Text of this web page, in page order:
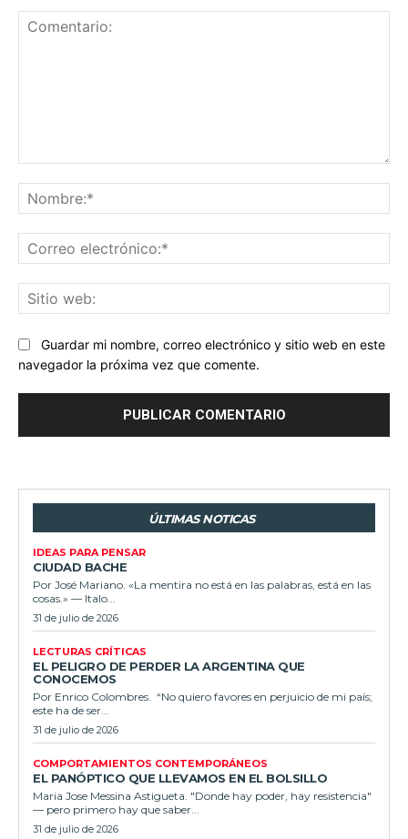
Guardar mi nombre, correo electrónico y sitio web en este
navegador la próxima vez que comente.
ÚLTIMAS NOTICAS
IDEAS PARA PENSAR
CIUDAD BACHE
Por José Mariano. «La mentira no está en las palabras, está en las
cosas.» — Italo...
31 de julio de 2026
LECTURAS CRÍTICAS
EL PELIGRO DE PERDER LA ARGENTINA QUE
CONOCEMOS
Por Enrico Colombres. “No quiero favores en perjuicio de mi país;
este ha de ser...
31 de julio de 2026
COMPORTAMIENTOS CONTEMPORÁNEOS
EL PANÓPTICO QUE LLEVAMOS EN EL BOLSILLO
Maria Jose Messina Astigueta. "Donde hay poder, hay resistencia"
— pero primero hay que saber...
31 de julio de 2026